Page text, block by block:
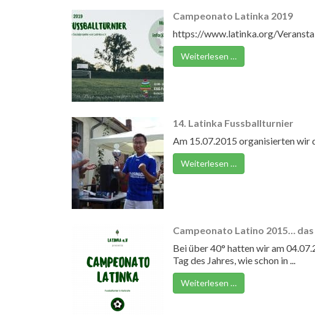
Campeonato Latinka 2019
https://www.latinka.org/
Weiterlesen …
14. Latinka Fussballturnier
Am 15.07.2015 organisierten wir
Weiterlesen …
Campeonato Latino 2015…
Bei über 40° hatten wir am
Tag des Jahres, wie schon in ...
Weiterlesen …